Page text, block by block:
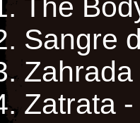
The
Sangre
Zahrada
Zatrata